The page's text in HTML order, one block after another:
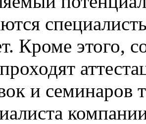
Кроме этого,
и семинаров